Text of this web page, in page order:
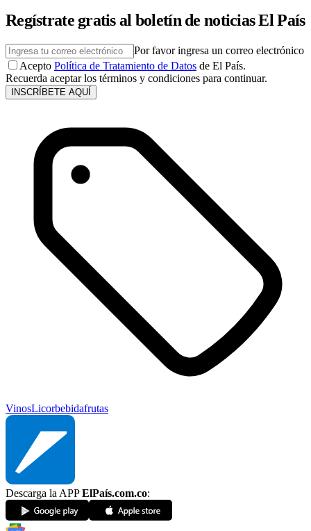
Regístrate gratis al boletín de noticias El País
Por favor ingresa un correo electrónico
Acepto Política de Tratamiento de Datos de El País.
Recuerda aceptar los términos y condiciones para continuar.
INSCRÍBETE AQUÍ
VinosLicorbebidafrutas
Descarga la APPElPaís.com.co: